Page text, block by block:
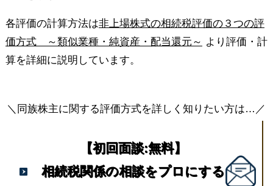
各評価の計算方法は非上場株式の相続税評価の３つの評
価方式 ～類似業種・純資産・配当還元～ より評価・計
算を詳細に説明しています。
＼同族株主に関する評価方式を詳しく知りたい方は…／
【初回面談:無料】
相続税関係の相談をプロにする